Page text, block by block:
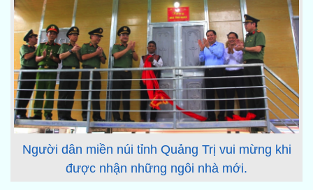
Người dân miền núi tỉnh Quảng Trị vui mừng khi
được nhận những ngôi nhà mới.